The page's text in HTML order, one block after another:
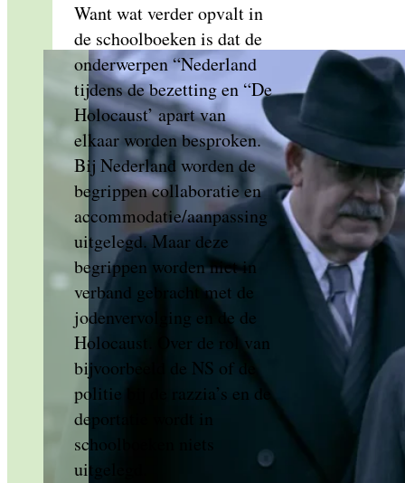
Want wat verder opvalt in
de schoolboeken is dat de
onderwerpen “Nederland
tijdens de bezetting en “De
Holocaust’ apart van
elkaar worden besproken.
Bij Nederland worden de
begrippen collaboratie en
accommodatie/aanpassing
uitgelegd. Maar deze
begrippen worden niet in
verband gebracht met de
jodenvervolging en de de
Holocaust. Over de rol van
bijvoorbeeld de NS of de
politie bij de razzia’s en de
deportatie wordt in
schoolboeken niets
uitgelegd.